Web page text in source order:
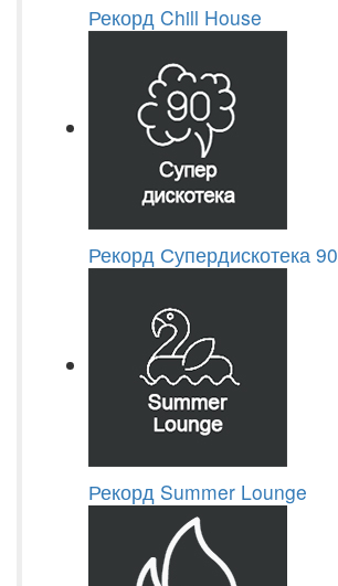
Рекорд Chill House
Рекорд Супердискотека
Рекорд Summer Lounge